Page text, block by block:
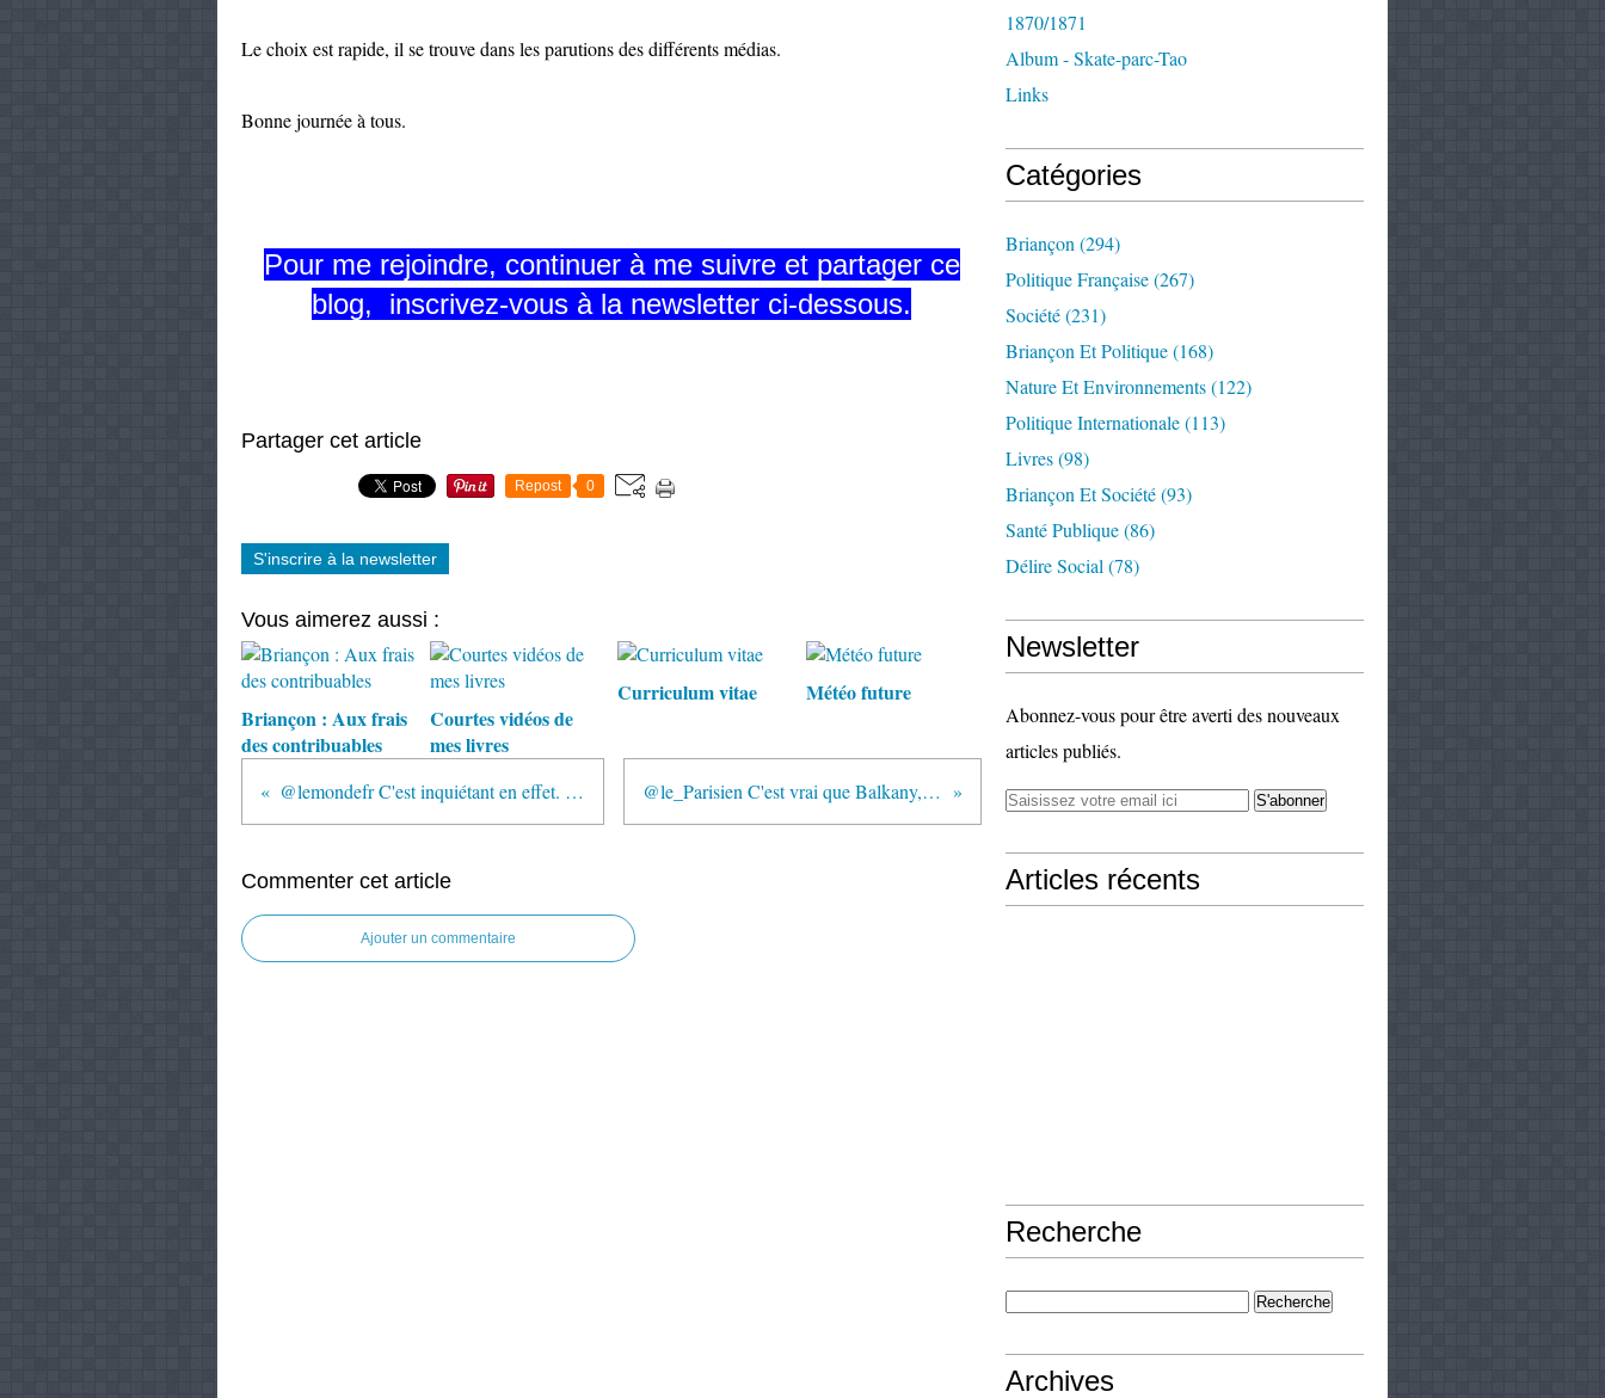
Le choix est rapide, il se trouve dans les parutions des différents médias.
Bonne journée à tous.
Pour me rejoindre, continuer à me suivre et partager ce
blog, inscrivez-vous à la newsletter ci-dessous.
Partager cet article
Repost 0
S'inscrire à la newsletter
Vous aimerez aussi :
Briançon : Aux frais
des contribuables
Courtes vidéos de
mes livres
Curriculum vitae Météo future
@lemondefr C'est inquiétant en effet. Une de mes... @le_Parisien C'est vrai que Balkany, Cahuzac et...
Commenter cet article
Ajouter un commentaire
1870/1871
Album - Skate-parc-Tao
Links
Catégories
Briançon (294)
Politique Française(267)
Société(231)
Briançon Et Politique(168)
Nature Et Environnements(122)
Politique Internationale(113)
Livres(98)
Briançon Et Société(93)
Santé Publique(86)
Délire Social (78)
Newsletter
Abonnez-vous pour être averti des nouveaux
articles publiés.
Articles récents
Recherche
Archives